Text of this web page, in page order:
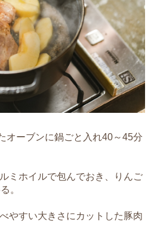
ーブンに鍋ごと入れ40～45分
ミホイルで包んでおき、りんご
。
やすい大きさにカットした豚肉